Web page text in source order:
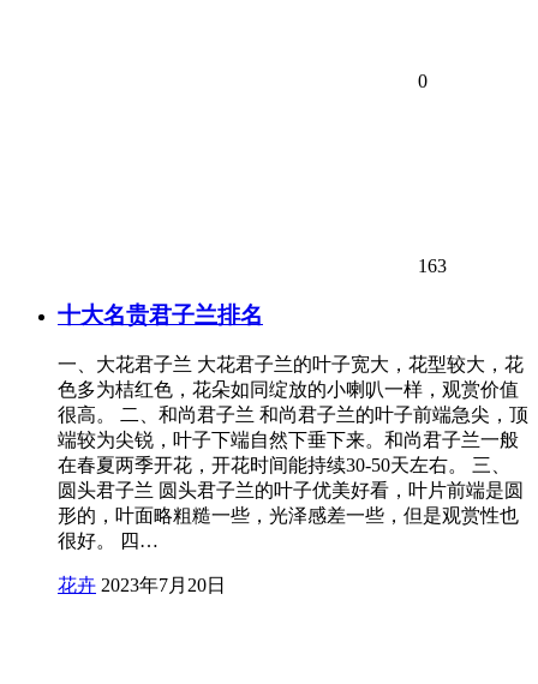
0
163
十大名贵君子兰排名
一、大花君子兰 大花君子兰的叶子宽大，花型较大，花
色多为桔红色，花朵如同绽放的小喇叭一样，观赏价值
很高。 二、和尚君子兰 和尚君子兰的叶子前端急尖，顶
端较为尖锐，叶子下端自然下垂下来。和尚君子兰一般
在春夏两季开花，开花时间能持续30-50天左右。 三、
圆头君子兰 圆头君子兰的叶子优美好看，叶片前端是圆
形的，叶面略粗糙一些，光泽感差一些，但是观赏性也
很好。 四…
花卉 2023年7月20日